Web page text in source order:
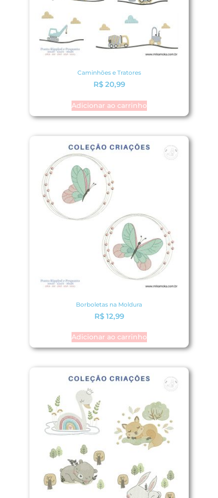
Caminhões e Tratores
R$20,99
Adicionar ao carrinho
Borboletas na Moldura
R$12,99
Adicionar ao carrinho